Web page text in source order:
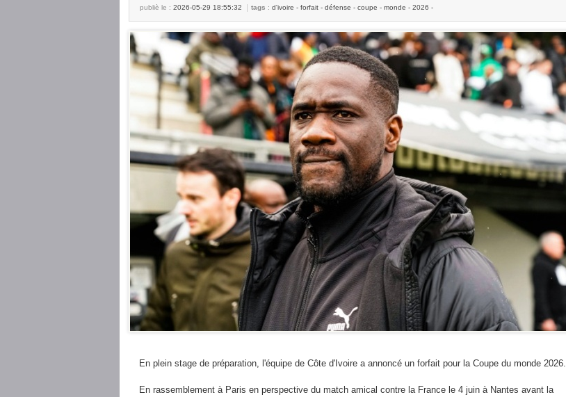
publiè le : 2026-05-29 18:55:32 tags : d'ivoire - forfait - défense - coupe - monde - 2026 -
En plein stage de préparation, l'équipe de Côte d'Ivoire a annoncé un forfait pour la Coupe du monde 2026.
En rassemblement à Paris en perspective du match amical contre la France le 4 juin à Nantes avant la